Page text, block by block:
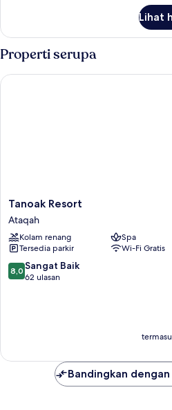
Kamar
Lihat
Properti serupa
Tanoak
Resort
Ataqah
Tanoak Resort
Ataqah
Kolam renang
Spa
Tersedia parkir
Wi-Fi Gratis
8.0
dari
8,0 Sangat Baik
62 ulasan
Tanoak Resort
Bandingkan